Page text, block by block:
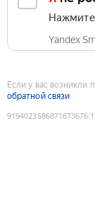
Yandex
Если у вас возникли
обратной связи
9194023586871673676: